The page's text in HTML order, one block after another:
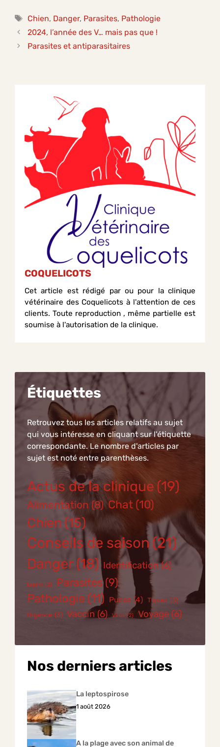
Étiquettes
Chien, Danger, Parasites, Pathologie
2024, l’année des V… mais pas que !
Parasites et antiparasitaires
COQUELICOTS
Cet article est rédigé par ou pour la clinique
vétérinaire des Coquelicots à l'attention de ces
clients. Toute reproduction , même partielle est
soumise à l'autorisation de la clinique.
Étiquettes
Retrouvez tous les articles relatifs au sujet
qui vous intéresse en cliquant sur l'étiquette
correspondante. Le nombre d'articles par
sujet est noté entre parenthèses.
Actus de la clinique (19)
Alimentation (8) Chat (10)
Chien (15)
Conseils de saison (21)
Danger(18) Identification (6)
Lapins (2) Parasites (9)
Pathologie (11) Puces (4) Tiques (3)
Urgence (3) Vaccin (6) Virus (2) Voyage (6)
Nos derniers articles
La leptospirose
1 août 2026
A la plage avec son animal de